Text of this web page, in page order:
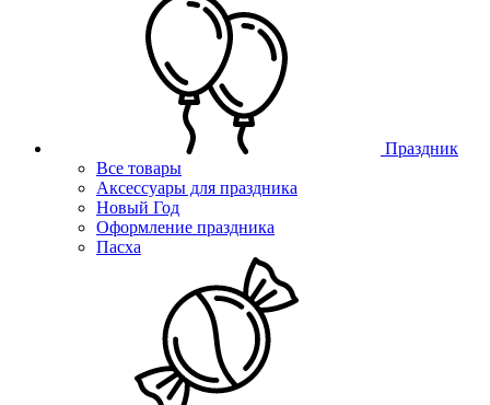
Праздник
Все товары
Аксессуары для праздника
Новый Год
Оформление праздника
Пасха